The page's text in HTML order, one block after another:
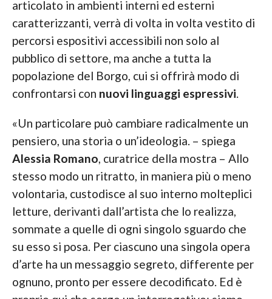
articolato in ambienti interni ed esterni
caratterizzanti, verrà di volta in volta vestito di
percorsi espositivi accessibili non solo al
pubblico di settore, ma anche a tutta la
popolazione del Borgo, cui si offrirà modo di
confrontarsi con nuovi linguaggi espressivi.
«Un particolare può cambiare radicalmente un
pensiero, una storia o un’ideologia. – spiega
Alessia Romano, curatrice della mostra – Allo
stesso modo un ritratto, in maniera più o meno
volontaria, custodisce al suo interno molteplici
letture, derivanti dall’artista che lo realizza,
sommate a quelle di ogni singolo sguardo che
su esso si posa. Per ciascuno una singola opera
d’arte ha un messaggio segreto, differente per
ognuno, pronto per essere decodificato. Ed è